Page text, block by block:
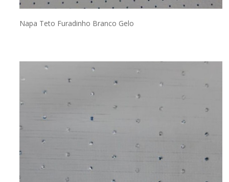
Napa Teto Furadinho Branco Gelo